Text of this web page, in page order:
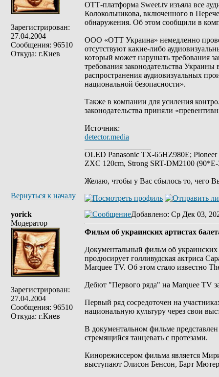
Зарегистрирован:
27.04.2004
Сообщения: 96510
Откуда: г.Киев
ОТТ-платформа Sweet.tv изъяла все
Колокольникова, включенного в
обнаружения. Об этом сообщили в
ООО «ОТТ Украина» немедленно
отсутствуют какие-либо
который может нарушать требования
требования законодательства
распространения аудиовизуальных
национальной безопасности».
Также в компании для усиления
законодательства приняли
Источник:
detector.media
OLED Panasonic TX-65HZ980E;
ZXC 120cm, Strong SRT-DM2100
Желаю, чтобы у Вас сбылось то, чего
Вернуться к началу
yorick
Модератор
Зарегистрирован:
27.04.2004
Сообщения: 96510
Откуда: г.Киев
Добавлено: Ср Дек 03,
Фильм об украинских артистах
Документальный фильм об
продюсирует голливудская актриса
Marquee TV. Об этом стало известно
Дебют "Первого ряда" на Marquee TV
Первый ряд сосредоточен на
национальную культуру через свои
В документальном фильме
стремящийся танцевать с протезами.
Кинорежиссером фильма является
выступают Элисон Бенсон, Барт